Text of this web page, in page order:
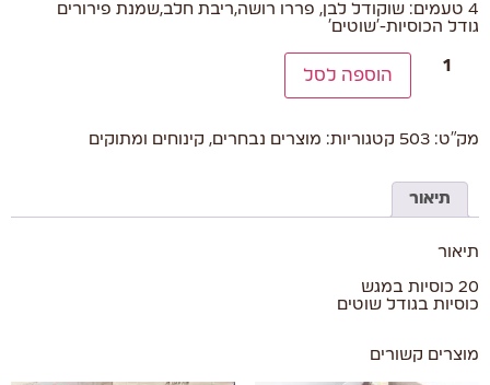
4 טעמים: שוקודל לבן, פררו רושה,ריבת חלב,שמנת פירורים
גודל הכוסיות-'שוטים'
הוספה לסל
מק"ט: 503 קטגוריות: מוצרים נבחרים, קינוחים ומתוקים
תיאור
תיאור
20 כוסיות במגש
כוסיות בגודל שוטים
מוצרים קשורים